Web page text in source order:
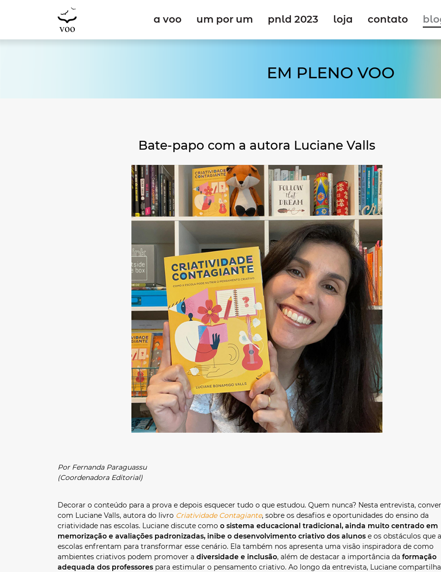
a voo um por um pnld 2023 loja contato
EM PLENO VOO
Bate-papo com a autora Luciane Valls
Por Fernanda Paraguassu
(Coordenadora Editorial)
Decorar o conteúdo para a prova e depois esquecer tudo o que estudou. Quem nunca? Nesta entrevista,
com Luciane Valls, autora do livro Criatividade Contagiante, sobre os desafios e oportunidades do ensino da
criatividade nas escolas. Luciane discute como o sistema educacional tradicional, ainda muito centrado em
memorização e avaliações padronizadas, inibe o desenvolvimento criativo dos alunos e os obstáculos que
escolas enfrentam para transformar esse cenário. Ela também nos apresenta uma visão inspiradora de como
ambientes criativos podem promover a diversidade e inclusão, além de destacar a importância da formação
adequada dos professores para estimular o pensamento criativo. Ao longo da entrevista, Luciane compartilha